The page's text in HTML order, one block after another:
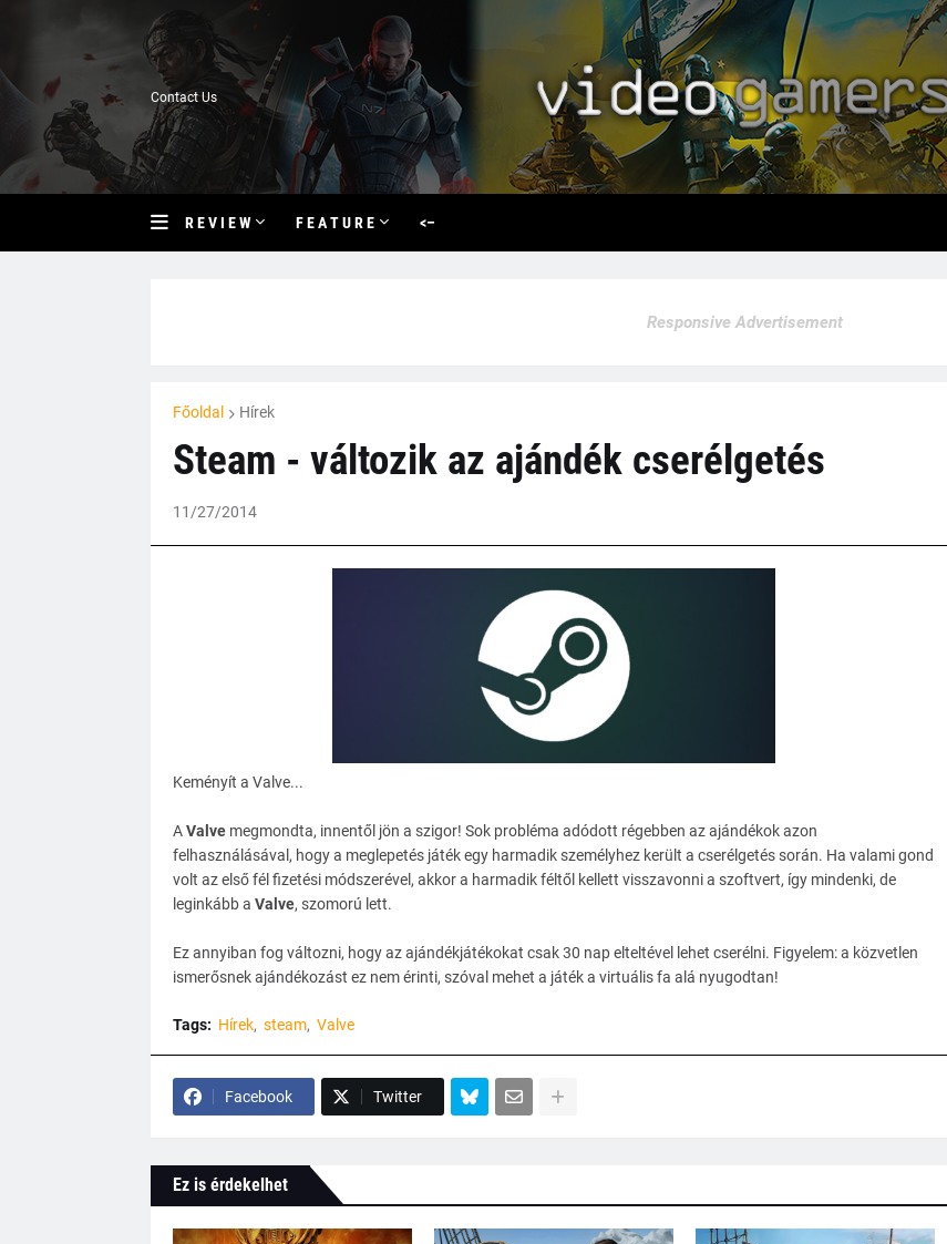
Contact Us
R E V I E W F E A T U R E <–
Responsive Advertisement
Főoldal Hírek
Steam - változik az ajándék cserélgetés
11/27/2014
Keményít a Valve...
AValvemegmondta, innentől jön a szigor! Sok probléma adódott régebben az ajándékok azon
felhasználásával, hogy a meglepetés játék egy harmadik személyhez került a cserélgetés során. Ha valami gond
volt az első fél fizetési módszerével, akkor a harmadik féltől kellett visszavonni a szoftvert, így mindenki, de
leginkább a Valve, szomorú lett.
Ez annyiban fog változni, hogy az ajándékjátékokat csak 30 nap elteltével lehet cserélni. Figyelem: a közvetlen
ismerősnek ajándékozást ez nem érinti, szóval mehet a játék a virtuális fa alá nyugodtan!
Tags: Hírek steam Valve
Facebook Twitter
Ez is érdekelhet